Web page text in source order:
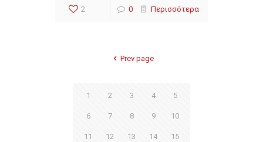
2 0 Περισσότερα
Prev page
1 2 3 4 5
6 7 8 9 10
11 12 13 14 15